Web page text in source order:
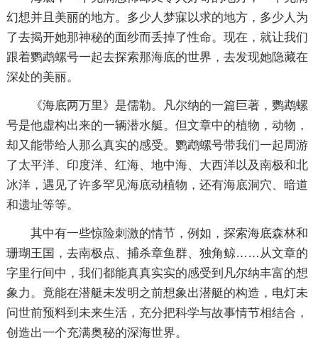
幻想并且美丽的地方。多少人梦寐以求的地方，多少人为
了去揭开她那神秘的面纱而丢掉了性命。现在，就让我们
跟着鹦鹉螺号一起去探索那海底的世界，去发现她隐藏在
深处的美丽。
《海底两万里》是儒勒。凡尔纳的一篇巨著，鹦鹉螺
号是他虚构出来的一辆潜水艇。但文章中的植物，动物，
却又能带给人那么真实的感受。鹦鹉螺号带我们一起周游
了太平洋、印度洋、红海、地中海、大西洋以及南极和北
冰洋，遇见了许多罕见海底动植物，还有海底洞穴、暗道
和遗址等等。
其中有一些惊险刺激的情节，例如，探索海底森林和
珊瑚王国，去南极点、捕杀章鱼群、独角鲸……从文章的
字里行间中，我们都能真真实实的感受到凡尔纳丰富的想
象力。竟能在潜艇未发明之前想象出潜艇的构造，电灯未
问世前预料到未来生活，充分把科学与故事情节相结合，
创造出一个充满奥秘的深海世界。